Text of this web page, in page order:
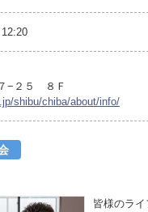
−２５ ８Ｆ
shibu/chiba/about/info/
皆様のライ